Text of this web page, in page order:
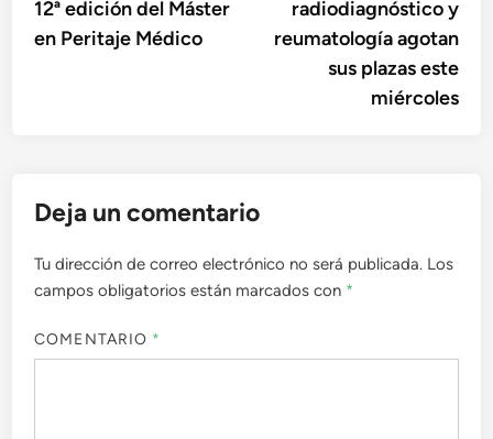
12ª edición del Máster
en Peritaje Médico
radiodiagnóstico y
reumatología agotan
sus plazas este
miércoles
Deja un comentario
Tu dirección de correo electrónico no será publicada. Los
campos obligatorios están marcados con *
COMENTARIO *